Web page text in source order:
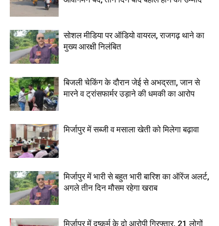
सोशल मीडिया पर ऑडियो वायरल, राजगढ़ थाने का
मुख्य आरक्षी निलंबित
बिजली चेकिंग के दौरान जेई से अभद्रता, जान से
मारने व ट्रांसफार्मर उड़ाने की धमकी का आरोप
मिर्जापुर में सब्जी व मसाला खेती को मिलेगा बढ़ावा
मिर्जापुर में भारी से बहुत भारी बारिश का ऑरेंज अलर्ट,
अगले तीन दिन मौसम रहेगा खराब
मिर्जापुर में दुष्कर्म के दो आरोपी गिरफ्तार, 21 लोगों